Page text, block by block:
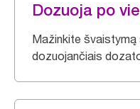
Dozuoja po
Mažinkite
dozuojančiais